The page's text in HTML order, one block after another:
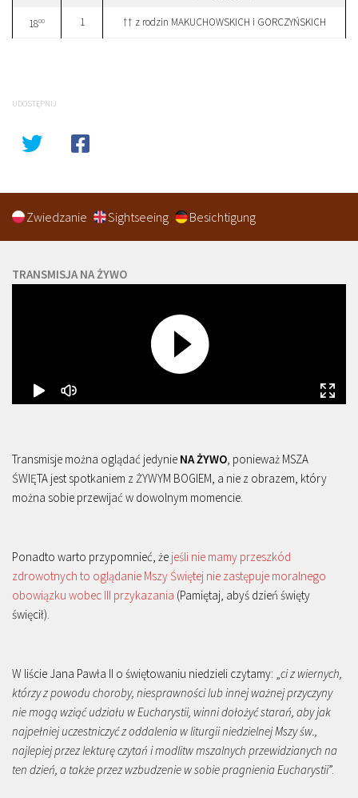
1800 1 †† z rodzin MAKUCHOWSKICH i GORCZYŃSKICH
UDOSTĘPNIJ
Zwiedzanie Sightseeing Besichtigung
TRANSMISJA NA ŻYWO
Transmisje można oglądać jedynie NA ŻYWO , ponieważ MSZA
ŚWIĘTA jest spotkaniem z ŻYWYM BOGIEM, a nie z obrazem, który
można sobie przewijać w dowolnym momencie.
Ponadto warto przypomnieć, że jeśli nie mamy przeszkód
zdrowotnych to oglądanie Mszy Świętej nie zastępuje moralnego
obowiązku wobec III przykazania (Pamiętaj, abyś dzień święty
święcił).
W liście Jana Pawła II o świętowaniu niedzieli czytamy: „ ci z wiernych,
którzy z powodu choroby, niesprawności lub innej ważnej przyczyny
nie mogą wziąć udziału w Eucharystii, winni dołożyć starań, aby jak
najpełniej uczestniczyć z oddalenia w liturgii niedzielnej Mszy św.,
najlepiej przez lekturę czytań i modlitw mszalnych przewidzianych na
ten dzień, a także przez wzbudzenie w sobie pragnienia Eucharystii”.